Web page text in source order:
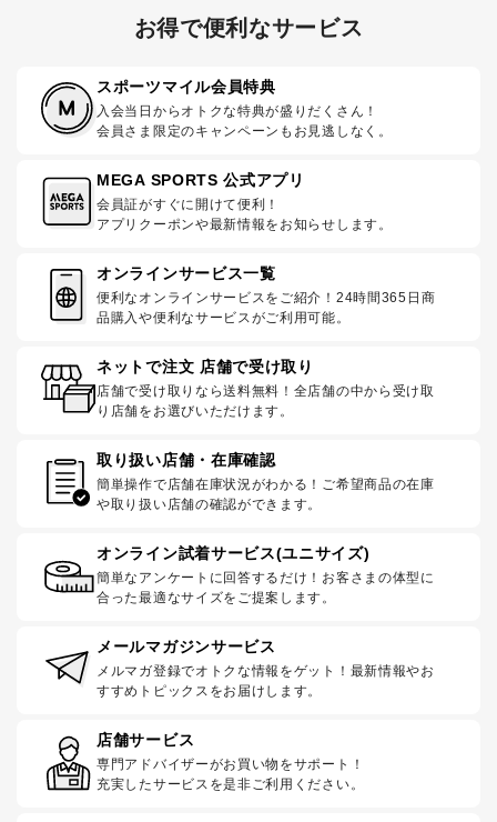
お得で便利なサービス
スポーツマイル会員特典
入会当日からオトクな特典が盛りだくさん！
会員さま限定のキャンペーンもお見逃しなく。
MEGA SPORTS 公式アプリ
会員証がすぐに開けて便利！
アプリクーポンや最新情報をお知らせします。
オンラインサービス一覧
便利なオンラインサービスをご紹介！24時間365日商
品購入や便利なサービスがご利用可能。
ネットで注文 店舗で受け取り
店舗で受け取りなら送料無料！全店舗の中から受け取
り店舗をお選びいただけます。
取り扱い店舗・在庫確認
簡単操作で店舗在庫状況がわかる！ご希望商品の在庫
や取り扱い店舗の確認ができます。
オンライン試着サービス(ユニサイズ)
簡単なアンケートに回答するだけ！お客さまの体型に
合った最適なサイズをご提案します。
メールマガジンサービス
メルマガ登録でオトクな情報をゲット！最新情報やお
すすめトピックスをお届けします。
店舗サービス
専門アドバイザーがお買い物をサポート！
充実したサービスを是非ご利用ください。